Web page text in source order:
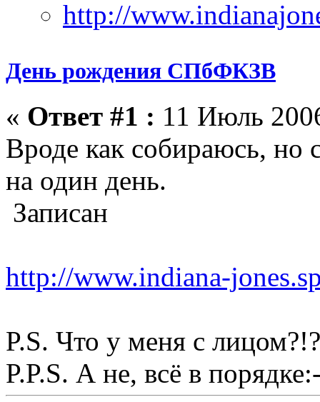
День рождения СПбФКЗВ
« Ответ #1 : 11 Июль
Вроде как собираюсь, но
на один день.
Записан
http://www.indiana-
P.S. Что у меня с
P.P.S. А не, всё в